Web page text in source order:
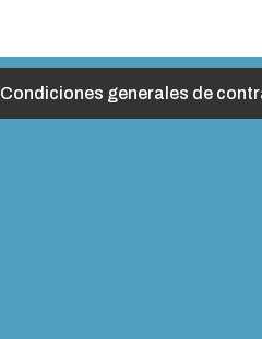
Condiciones generales de